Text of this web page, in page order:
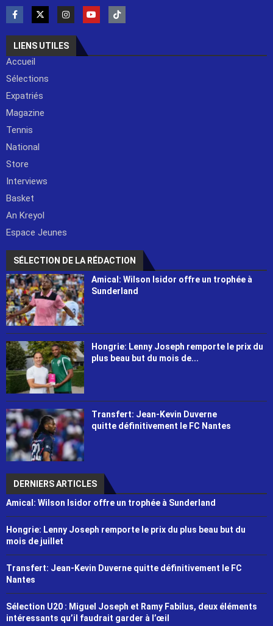
LIENS UTILES
Accueil
Sélections
Expatriés
Magazine
Tennis
National
Store
Interviews
Basket
An Kreyol
Espace Jeunes
SÉLECTION DE LA RÉDACTION
Amical: Wilson Isidor offre un trophée à
Sunderland
Hongrie: Lenny Joseph remporte le prix du
plus beau but du mois de...
Transfert: Jean-Kevin Duverne
quitte définitivement le FC Nantes
DERNIERS ARTICLES
Amical: Wilson Isidor offre un trophée à Sunderland
Hongrie: Lenny Joseph remporte le prix du plus beau but du
mois de juillet
Transfert: Jean-Kevin Duverne quitte définitivement le FC
Nantes
Sélection U20 : Miguel Joseph et Ramy Fabilus, deux éléments
intéressants qu’il faudrait garder à l’œil